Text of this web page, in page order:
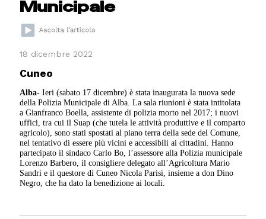
Municipale
18 dicembre 2022
Cuneo
Alba- Ieri (sabato 17 dicembre) è stata inaugurata la nuova sede
della Polizia Municipale di Alba. La sala riunioni è stata intitolata
a Gianfranco Boella, assistente di polizia morto nel 2017; i nuovi
uffici, tra cui il Suap (che tutela le attività produttive e il comparto
agricolo), sono stati spostati al piano terra della sede del Comune,
nel tentativo di essere più vicini e accessibili ai cittadini. Hanno
partecipato il sindaco Carlo Bo, l’assessore alla Polizia municipale
Lorenzo Barbero, il consigliere delegato all’Agricoltura Mario
Sandri e il questore di Cuneo Nicola Parisi, insieme a don Dino
Negro, che ha dato la benedizione ai locali.